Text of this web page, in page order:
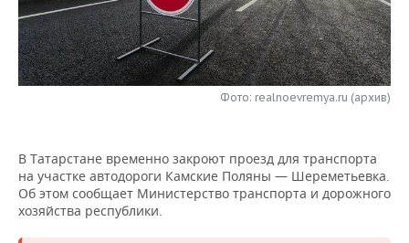
НЕФТЕХИМИЯ
НЕФТЬ
ОПК
РОЗНИЧНАЯ ТОРГОВЛЯ
ТРАНСПОРТ
НОВОСТИ ТЕХНОЛОГИЙ
IT
ТЕЛЕКОММУНИКАЦИИ
МЕРОПРИЯТИЯ
НОВОСТИ МЕРОПРИЯТИЙ
БИЗНЕС-БРАНЧИ
ONLINE-КОНФЕРЕНЦИИ
СПОРТ
ФУТБОЛ
ХОККЕЙ
НОВОСТИ ОБЩЕСТВА
ВЛАСТЬ
ФОТОГАЛЕРЕЯ
СЮЖЕТЫ
Фото: realnoevremya.ru (архив)
В Татарстане временно закроют проезд для транспорта
на участке автодороги Камские Поляны — Шереметьевка.
Об этом сообщает Министерство транспорта и дорожного
хозяйства республики.